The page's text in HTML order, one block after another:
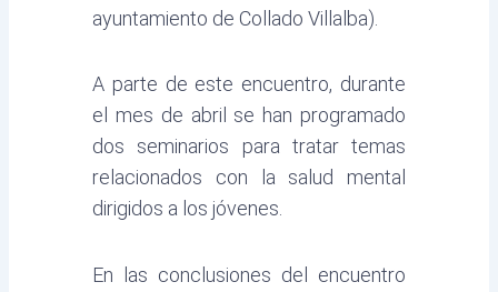
ayuntamiento de Collado Villalba).
A parte de este encuentro, durante
el mes de abril se han programado
dos seminarios para tratar temas
relacionados con la salud mental
dirigidos a los jóvenes.
En las conclusiones del encuentro